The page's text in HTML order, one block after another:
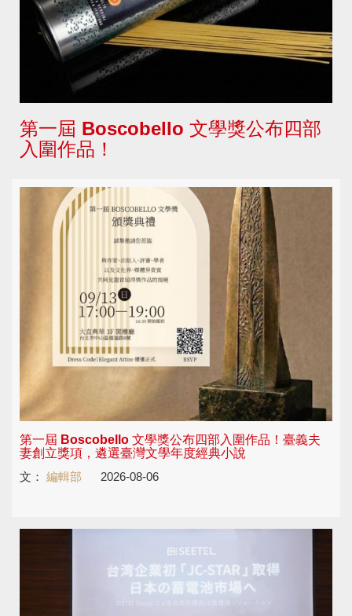
第一屆 Boscobello 文學獎公布四部
入圍作品！
第一屆 Boscobello 文學獎公布四部入圍作品！臺義夫
妻創立獎項，遴選臺灣文學年度經典小說
文： 編輯部 2026-08-06